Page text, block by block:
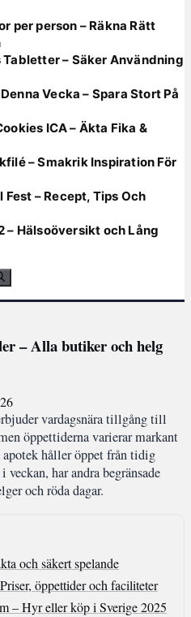
per person – Räkna Rätt
Tabletter – Säker Användning
Vecka – Spara Stort På
ICA – Äkta Fika &
– Smakrik Inspiration För
– Recept, Tips Och
– Hälsoöversikt och Lång
– Alla butiker och helg
vardagsnära tillgång till
öppettiderna varierar markant
håller öppet från tidig
har andra begränsade
och röda dagar.
och säkert spelande
öppettider och faciliteter
– Hyr eller köp i Sverige 2025